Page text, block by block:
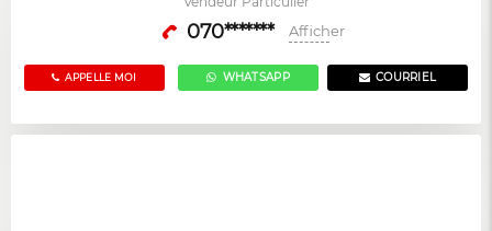
070******* Afficher
APPELLE MOI COURRIEL
WHATSAPP